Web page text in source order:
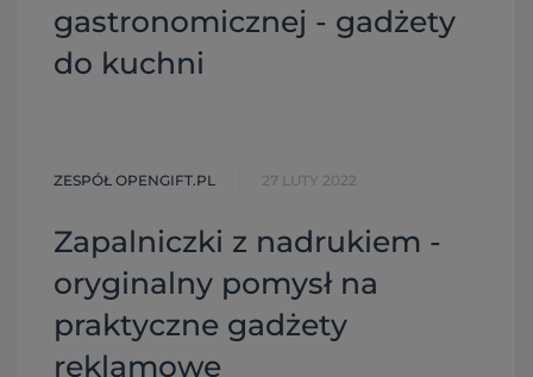
gastronomicznej - gadżety
do kuchni
ZESPÓŁ OPENGIFT.PL 27 LUTY 2022
Zapalniczki z nadrukiem -
oryginalny pomysł na
praktyczne gadżety
reklamowe